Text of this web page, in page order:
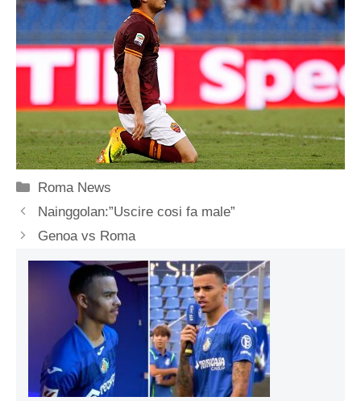
Categorie
Roma News
Nainggolan:”Uscire cosi fa male”
Genoa vs Roma